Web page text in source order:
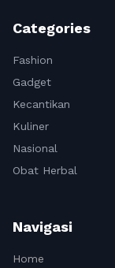
Categories
Fashion
Gadget
Kecantikan
Kuliner
Nasional
Obat Herbal
Navigasi
Home